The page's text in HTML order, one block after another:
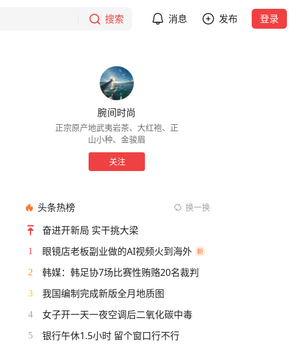
搜索 消息 发布 登录
腕间时尚
正宗原产地武夷岩茶、大红袍、正
山小种、金骏眉
关注
头条热榜 换一换
奋进开新局 实干挑大梁
1 眼镜店老板副业做的AI视频火到海外
2 韩媒：韩足协7场比赛性贿赂20名裁判
3 我国编制完成新版全月地质图
4 女子开一天一夜空调后二氧化碳中毒
5 银行午休1.5小时 留个窗口行不行